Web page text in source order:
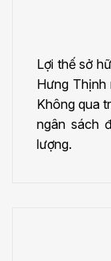
Lợi thế sở
Hưng Thịnh
Không qua
ngân sách
lượng.